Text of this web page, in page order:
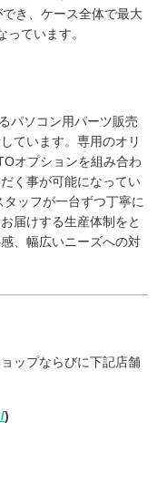
き、ケース全体で最大
ています。
パソコン用パーツ販売
ています。専用のオリ
オプションを組み合わ
く事が可能になってい
ッフが一台ずつ丁寧に
届けする生産体制をと
、幅広いニーズへの対
ップならびに下記店舗
)